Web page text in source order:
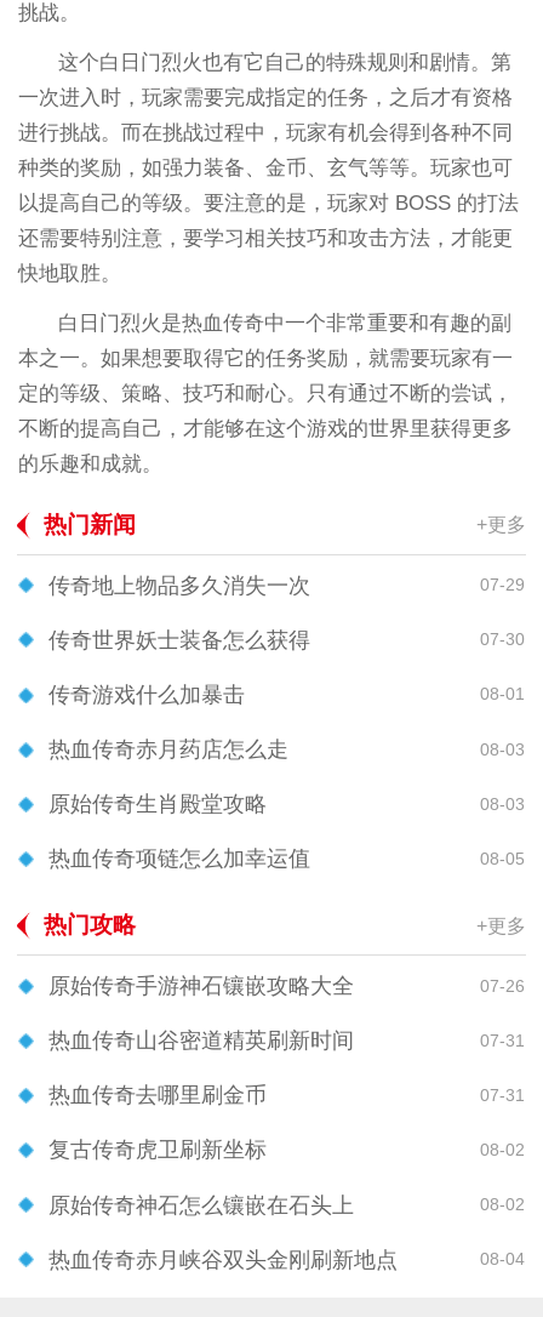
挑战。
这个白日门烈火也有它自己的特殊规则和剧情。第
一次进入时，玩家需要完成指定的任务，之后才有资格
进行挑战。而在挑战过程中，玩家有机会得到各种不同
种类的奖励，如强力装备、金币、玄气等等。玩家也可
以提高自己的等级。要注意的是，玩家对 BOSS 的打法
还需要特别注意，要学习相关技巧和攻击方法，才能更
快地取胜。
白日门烈火是热血传奇中一个非常重要和有趣的副
本之一。如果想要取得它的任务奖励，就需要玩家有一
定的等级、策略、技巧和耐心。只有通过不断的尝试，
不断的提高自己，才能够在这个游戏的世界里获得更多
的乐趣和成就。
热门新闻 +更多
传奇地上物品多久消失一次 07-29
传奇世界妖士装备怎么获得 07-30
传奇游戏什么加暴击 08-01
热血传奇赤月药店怎么走 08-03
原始传奇生肖殿堂攻略 08-03
热血传奇项链怎么加幸运值 08-05
热门攻略 +更多
原始传奇手游神石镶嵌攻略大全 07-26
热血传奇山谷密道精英刷新时间 07-31
热血传奇去哪里刷金币 07-31
复古传奇虎卫刷新坐标 08-02
原始传奇神石怎么镶嵌在石头上 08-02
热血传奇赤月峡谷双头金刚刷新地点 08-04